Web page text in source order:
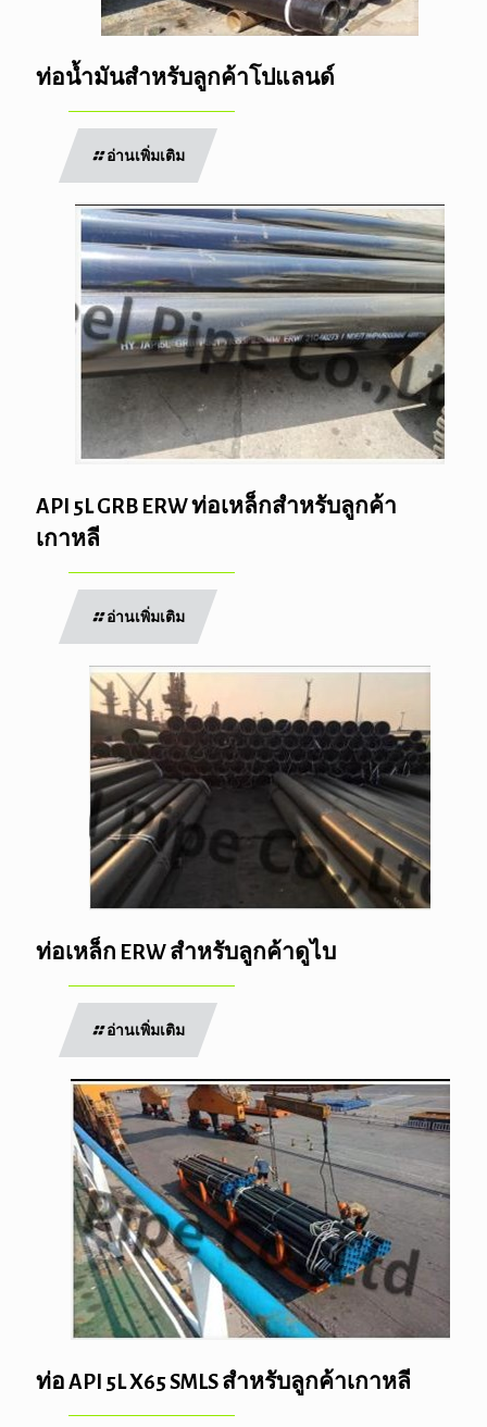
ท่อน้ำมันสำหรับลูกค้าโปแลนด์
อ่านเพิ่มเติม
API 5L GRB ERW ท่อเหล็กสำหรับลูกค้า
เกาหลี
อ่านเพิ่มเติม
ท่อเหล็ก ERW สำหรับลูกค้าดูไบ
อ่านเพิ่มเติม
ท่อ API 5L X65 SMLS สำหรับลูกค้าเกาหลี